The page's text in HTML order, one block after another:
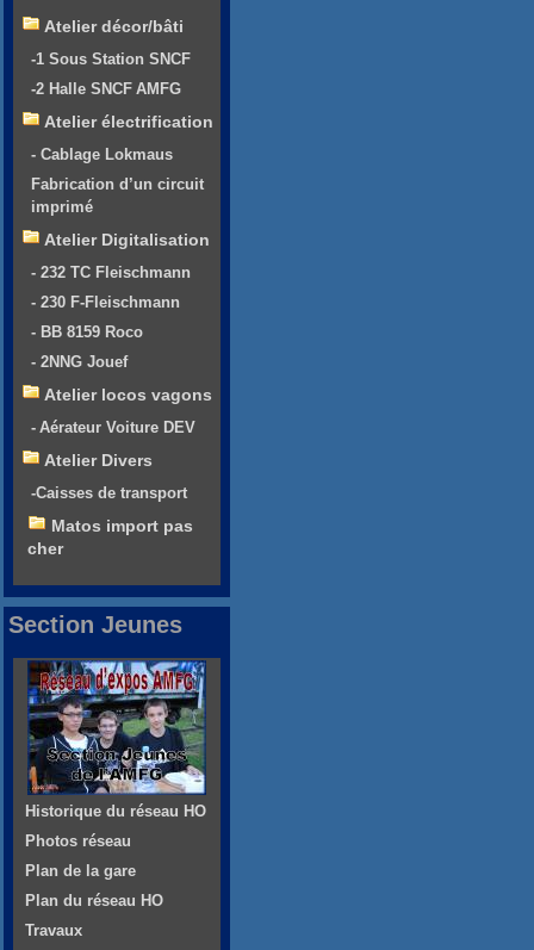
Atelier décor/bâti
-1 Sous Station SNCF
-2 Halle SNCF AMFG
Atelier électrification
- Cablage Lokmaus
Fabrication d’un circuit
imprimé
Atelier Digitalisation
- 232 TC Fleischmann
- 230 F-Fleischmann
- BB 8159 Roco
- 2NNG Jouef
Atelier locos vagons
- Aérateur Voiture DEV
Atelier Divers
-Caisses de transport
Matos import pas
cher
Section Jeunes
Historique du réseau HO
Photos réseau
Plan de la gare
Plan du réseau HO
Travaux